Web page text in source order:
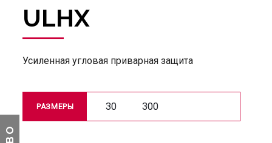
ULHX
Усиленная угловая приварная защита
РАЗМЕРЫ 30 300